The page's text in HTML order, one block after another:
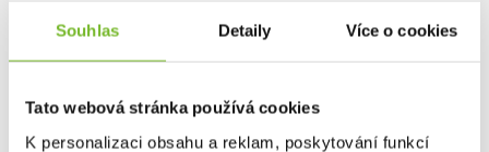
Souhlas Detaily Více o cookies
Tato webová stránka používá cookies
K personalizaci obsahu a reklam, poskytování funkcí
Turning Focus
Je rychlý a spolehlivý mechanismus